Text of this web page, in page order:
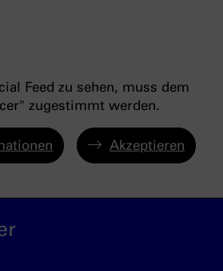
Feed zu sehen, muss dem
zugestimmt werden.
Akzeptieren